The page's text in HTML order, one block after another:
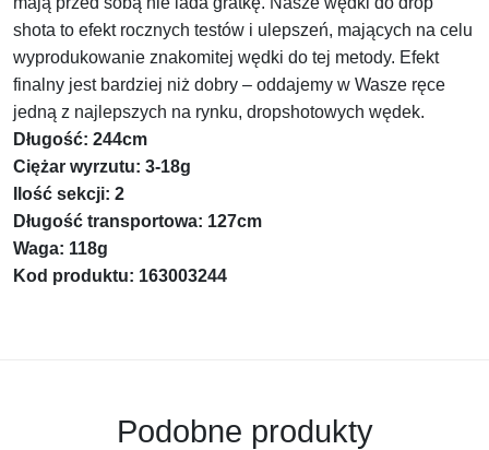
shota to efekt rocznych testów i ulepszeń, mających na celu
wyprodukowanie znakomitej wędki do tej metody. Efekt
finalny jest bardziej niż dobry – oddajemy w Wasze ręce
jedną z najlepszych na rynku, dropshotowych wędek.
Długość: 244cm
Ciężar wyrzutu: 3-18g
Ilość sekcji: 2
Długość transportowa: 127cm
Waga: 118g
Kod produktu: 163003244
Podobne produkty